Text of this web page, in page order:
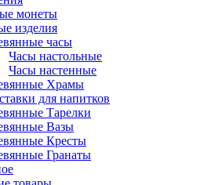
монеты
изделия
часы
Часы настольные
Часы настенные
Храмы
для напитков
Тарелки
Вазы
Кресты
Гранаты